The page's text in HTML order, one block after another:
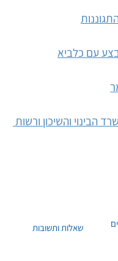
עם כלביא
והשיכון ורשות
שאלות ותשובות